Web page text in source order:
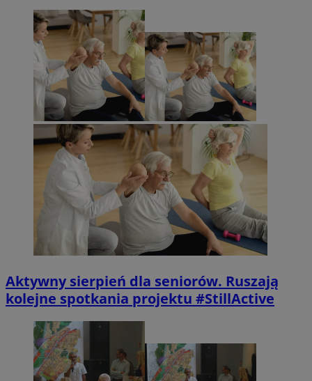
Aktywny sierpień dla seniorów. Ruszają
kolejne spotkania projektu #StillActive